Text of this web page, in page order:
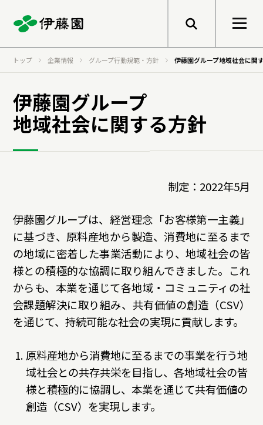
メニューを開く
企業情報
トップメッセージ
会社概要
伊藤園のあゆみ
グループ行動規範・方針
コーポレート・ガバナンス
コンプライアンス
役員紹介
サステナビリティ
基本的な考え方と推進体制
マテリアリティ
サステナビリティデータ
統合レポート
サステナビリティトップ
研究開発
研究開発への考え方・体制
3つの重点テーマ
研究リリース
IR・投資家情報
個人投資家の皆さまへ
経営戦略
ニュースルーム
検索
トップ 企業情報 グループ行動規範・方針 伊藤園グループ地域社会に関
伊藤園グループ
地域社会に関する方針
制定：2022年5月
伊藤園グループは、経営理念「お客様第一主義」
に基づき、原料産地から製造、消費地に至るまで
の地域に密着した事業活動により、地域社会の皆
様との積極的な協調に取り組んできました。これ
からも、本業を通じて各地域・コミュニティの社
会課題解決に取り組み、共有価値の創造（CSV）
を通じて、持続可能な社会の実現に貢献します。
原料産地から消費地に至るまでの事業を行う地
域社会との共存共栄を目指し、各地域社会の皆
様と積極的に協調し、本業を通じて共有価値の
創造（CSV）を実現します。